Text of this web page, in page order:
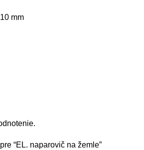
mm
“EL. naparovič na žemle”